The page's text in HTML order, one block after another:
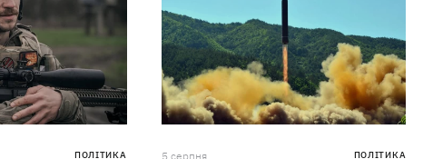
ПОЛІТИКА 5 серпня ПОЛІТИКА